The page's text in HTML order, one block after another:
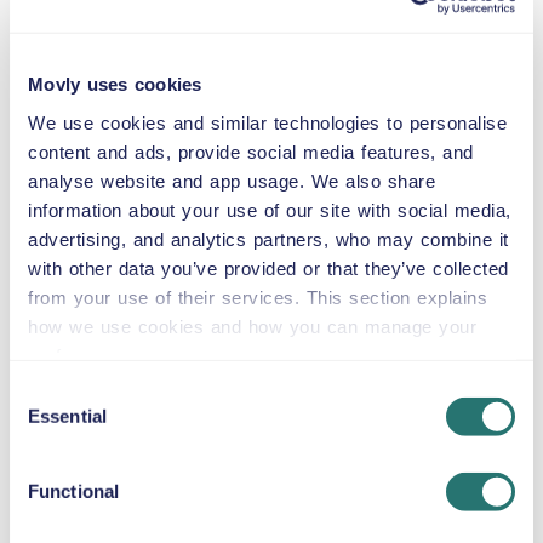
Movly uses cookies
We use cookies and similar technologies to personalise
content and ads, provide social media features, and
analyse website and app usage. We also share
information about your use of our site with social media,
advertising, and analytics partners, who may combine it
with other data you’ve provided or that they’ve collected
from your use of their services. This section explains
how we use cookies and how you can manage your
Selection
Essential
Functional
CHAÎNES À NEIGE
Louez une Peugeot 308 à Málaga pour profiter du
confort et de la confiance tout au long de votre voyage.
Cette voiture compacte et pratique est idéale pour les
petites familles ou les couples. Dotée d’une boîte
automatique, de quatre portes et de cinq sièges, elle
aussi bien pour les visites de la ville que pour les
excursions d’une journée le long de la Costa del Sol. La
Peugeot 308 est réputée pour son confort de conduite
et sa stabilité sur les routes côtières sinueuses, ce qui la